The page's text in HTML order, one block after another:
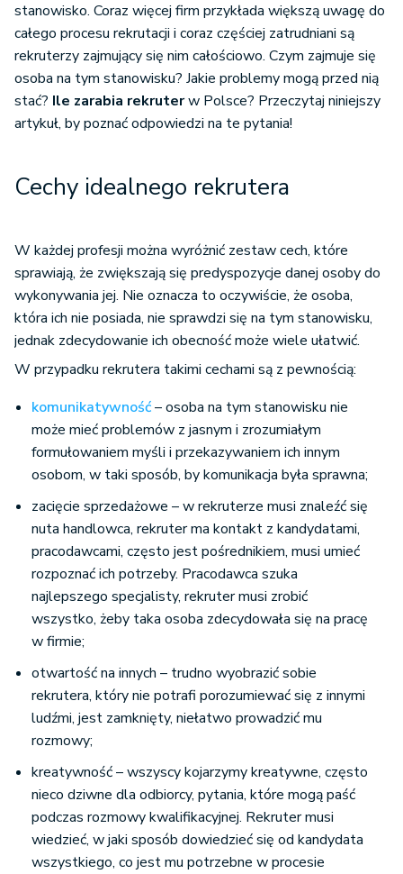
stanowisko. Coraz więcej firm przykłada większą uwagę do
całego procesu rekrutacji i coraz częściej zatrudniani są
rekruterzy zajmujący się nim całościowo. Czym zajmuje się
osoba na tym stanowisku? Jakie problemy mogą przed nią
stać? Ile zarabia rekruterw Polsce? Przeczytaj niniejszy
artykuł, by poznać odpowiedzi na te pytania!
Cechy idealnego rekrutera
W każdej profesji można wyróżnić zestaw cech, które
sprawiają, że zwiększają się predyspozycje danej osoby do
wykonywania jej. Nie oznacza to oczywiście, że osoba,
która ich nie posiada, nie sprawdzi się na tym stanowisku,
jednak zdecydowanie ich obecność może wiele ułatwić.
W przypadku rekrutera takimi cechami są z pewnością:
komunikatywność– osoba na tym stanowisku nie
może mieć problemów z jasnym i zrozumiałym
formułowaniem myśli i przekazywaniem ich innym
osobom, w taki sposób, by komunikacja była sprawna;
zacięcie sprzedażowe – w rekruterze musi znaleźć się
nuta handlowca, rekruter ma kontakt z kandydatami,
pracodawcami, często jest pośrednikiem, musi umieć
rozpoznać ich potrzeby. Pracodawca szuka
najlepszego specjalisty, rekruter musi zrobić
wszystko, żeby taka osoba zdecydowała się na pracę
w firmie;
otwartość na innych – trudno wyobrazić sobie
rekrutera, który nie potrafi porozumiewać się z innymi
ludźmi, jest zamknięty, niełatwo prowadzić mu
rozmowy;
kreatywność – wszyscy kojarzymy kreatywne, często
nieco dziwne dla odbiorcy, pytania, które mogą paść
podczas rozmowy kwalifikacyjnej. Rekruter musi
wiedzieć, w jaki sposób dowiedzieć się od kandydata
wszystkiego, co jest mu potrzebne w procesie